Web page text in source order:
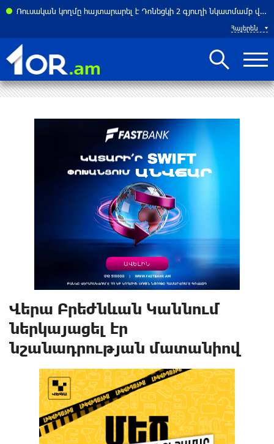
Ռուսական կողմը հայտարարել է Դոնեցկի 2 գյուղի նկատմամբ վերահսկողություն հաստատելու մասին
Հայերեն
Վերա Բրեժնևան Կաննում
ներկայացել էր
նշանադրության մատանիով